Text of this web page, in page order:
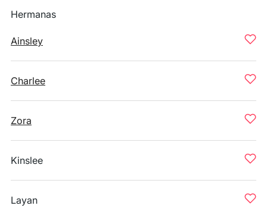
Hermanas
Ainsley
Charlee
Zora
Kinslee
Layan